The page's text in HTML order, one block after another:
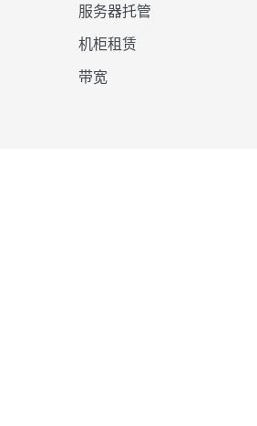
服务器托管
机柜租赁
带宽